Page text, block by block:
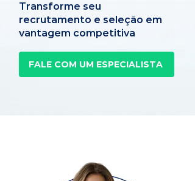
Transforme seu
recrutamento e seleção em
vantagem competitiva
FALE COM UM ESPECIALISTA